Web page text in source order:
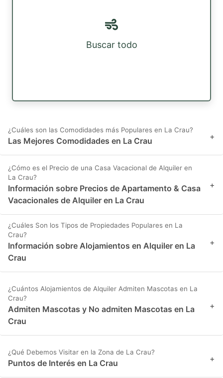
Buscar todo
¿Cuáles son las Comodidades más Populares en La Crau?
Las Mejores Comodidades en La Crau +
¿Cómo es el Precio de una Casa Vacacional de Alquiler en
La Crau?
Información sobre Precios de Apartamento & Casa
Vacacionales de Alquiler en La Crau
+
¿Cuáles Son los Tipos de Propiedades Populares en La
Crau?
Información sobre Alojamientos en Alquiler en La
Crau
+
¿Cuántos Alojamientos de Alquiler Admiten Mascotas en La
Crau?
Admiten Mascotas y No admiten Mascotas en La
Crau
+
¿Qué Debemos Visitar en la Zona de La Crau?
Puntos de Interés en La Crau +